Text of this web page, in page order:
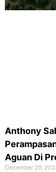
Anthony
Aguan Di
December 29,